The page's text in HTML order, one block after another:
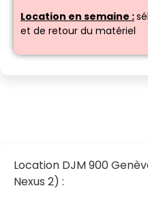
Location en semaine :
et de retour du matériel
Location DJM 900
Nexus 2) :